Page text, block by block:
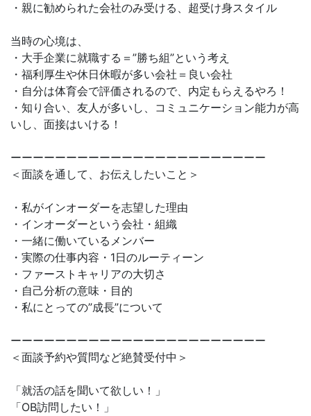
・親に勧められた会社のみ受ける、超受け身スタイル
当時の心境は、
・大手企業に就職する＝”勝ち組”という考え
・福利厚生や休日休暇が多い会社＝良い会社
・自分は体育会で評価されるので、内定もらえるやろ！
・知り合い、友人が多いし、コミュニケーション能力が高
いし、面接はいける！
ーーーーーーーーーーーーーーーーーーーーーーー
＜面談を通して、お伝えしたいこと＞
・私がインオーダーを志望した理由
・インオーダーという会社・組織
・一緒に働いているメンバー
・実際の仕事内容・1日のルーティーン
・ファーストキャリアの大切さ
・自己分析の意味・目的
・私にとっての”成長”について
ーーーーーーーーーーーーーーーーーーーーーーー
＜面談予約や質問など絶賛受付中＞
「就活の話を聞いて欲しい！」
「OB訪問したい！」